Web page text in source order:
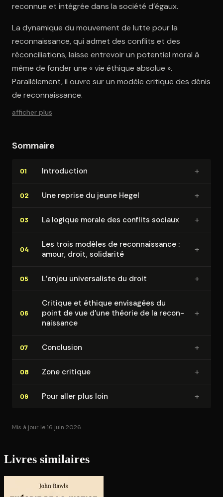
reconnue et intégrée dans la société d’égaux.
La dynamique du mouvement de lutte pour la
reconnaissance, qui admet des conflits et des
réconciliations, laisse entrevoir un potentiel moral à
même de fonder une « vie éthique absolue ».
Parallèlement, il ouvre sur un modèle critique des dénis
de reconnaissance.
afficher plus
Sommaire
01 In­tro­duc­tion +
02 Une reprise du jeune Hegel +
03 La logique morale des conflits sociaux +
04
Les trois modèles de re­con­nais­sance :
amour, droit, solidarité
+
05 L’enjeu uni­ver­sa­liste du droit +
06
Critique et éthique envisagées du
point de vue d’une théorie de la re­con­
nais­sance
+
07 Conclusion +
08 Zone critique +
09 Pour aller plus loin +
Mis à jour le 16 juin 2026
Livres similaires